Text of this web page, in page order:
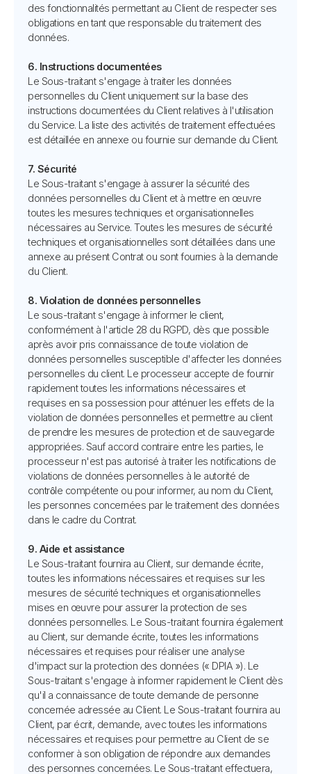
des fonctionnalités permettant au Client de respecter ses
obligations en tant que responsable du traitement des
données.
6. Instructions documentées
Le Sous-traitant s'engage à traiter les données
personnelles du Client uniquement sur la base des
instructions documentées du Client relatives à l'utilisation
du Service. La liste des activités de traitement effectuées
est détaillée en annexe ou fournie sur demande du Client.
7. Sécurité
Le Sous-traitant s'engage à assurer la sécurité des
données personnelles du Client et à mettre en œuvre
toutes les mesures techniques et organisationnelles
nécessaires au Service. Toutes les mesures de sécurité
techniques et organisationnelles sont détaillées dans une
annexe au présent Contrat ou sont fournies à la demande
du Client.
8. Violation de données personnelles
Le sous-traitant s'engage à informer le client,
conformément à l'article 28 du RGPD, dès que possible
après avoir pris connaissance de toute violation de
données personnelles susceptible d'affecter les données
personnelles du client. Le processeur accepte de fournir
rapidement toutes les informations nécessaires et
requises en sa possession pour atténuer les effets de la
violation de données personnelles et permettre au client
de prendre les mesures de protection et de sauvegarde
appropriées. Sauf accord contraire entre les parties, le
processeur n'est pas autorisé à traiter les notifications de
violations de données personnelles à le autorité de
contrôle compétente ou pour informer, au nom du Client,
les personnes concernées par le traitement des données
dans le cadre du Contrat.
9. Aide et assistance
Le Sous-traitant fournira au Client, sur demande écrite,
toutes les informations nécessaires et requises sur les
mesures de sécurité techniques et organisationnelles
mises en œuvre pour assurer la protection de ses
données personnelles. Le Sous-traitant fournira également
au Client, sur demande écrite, toutes les informations
nécessaires et requises pour réaliser une analyse
d'impact sur la protection des données (« DPIA »). Le
Sous-traitant s'engage à informer rapidement le Client dès
qu'il a connaissance de toute demande de personne
concernée adressée au Client. Le Sous-traitant fournira au
Client, par écrit, demande, avec toutes les informations
nécessaires et requises pour permettre au Client de se
conformer à son obligation de répondre aux demandes
des personnes concernées. Le Sous-traitant effectuera,